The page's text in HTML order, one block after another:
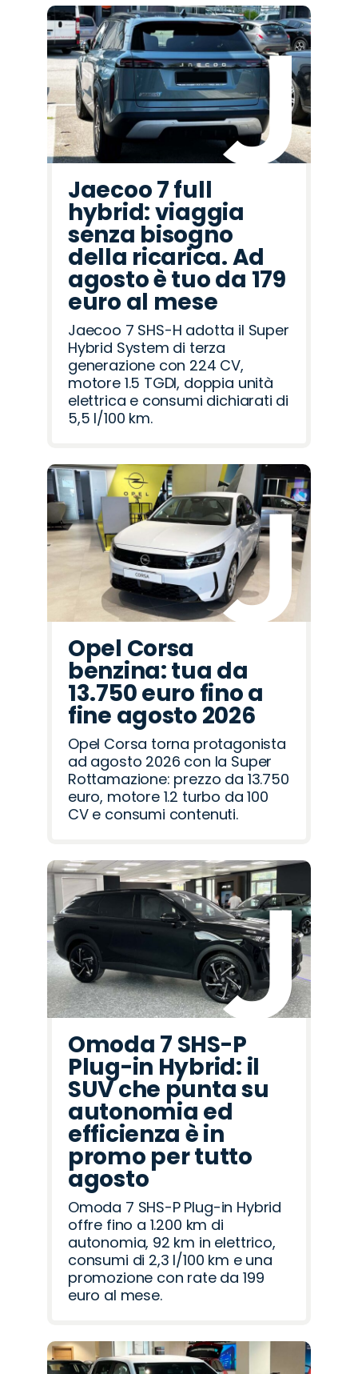
Promo
Mazda
Promo
Cupra
Promo
Citroën
Promo
Peugeot
Promo
Hyundai
Promo
Seat
Promo
Alfa
Romeo
Promo
Omoda
Promo
Jeep
Promo
Opel
Promo
Lancia
Promo
Abarth
Promo
Land
Rover
Promo
Fiat
Promo
Jaecoo
Jaecoo 7 full
hybrid: viaggia
senza bisogno
della ricarica. Ad
agosto è tuo da 179
euro al mese
Jaecoo 7 SHS-H adotta il Super
Hybrid System di terza
generazione con 224 CV,
motore 1.5 TGDI, doppia unità
elettrica e consumi dichiarati di
5,5 l/100 km.
Opel Corsa
benzina: tua da
13.750 euro fino a
fine agosto 2026
Opel Corsa torna protagonista
ad agosto 2026 con la Super
Rottamazione: prezzo da 13.750
euro, motore 1.2 turbo da 100
CV e consumi contenuti.
Omoda 7 SHS-P
Plug-in Hybrid: il
SUV che punta su
autonomia ed
efficienza è in
promo per tutto
agosto
Omoda 7 SHS-P Plug-in Hybrid
offre fino a 1.200 km di
autonomia, 92 km in elettrico,
consumi di 2,3 l/100 km e una
promozione con rate da 199
euro al mese.